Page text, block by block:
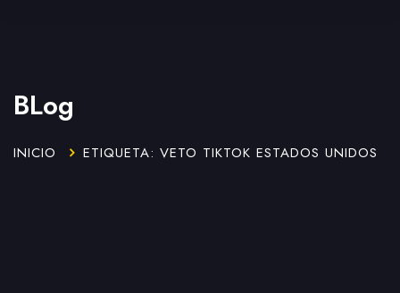
BLog
INICIO ETIQUETA: VETO TIKTOK ESTADOS UNIDOS